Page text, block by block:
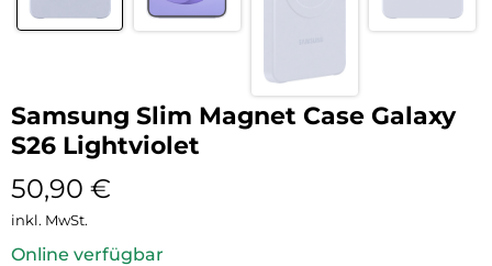
Samsung Slim Magnet Case Galaxy
S26 Lightviolet
50,90 €
inkl. MwSt.
Online verfügbar